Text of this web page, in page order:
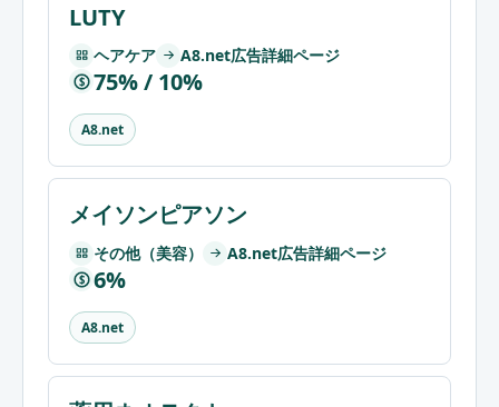
LUTY
ヘアケア A8.net広告詳細ページ
$ 75% / 10%
A8.net
メイソンピアソン
その他（美容） A8.net広告詳細ページ
$ 6%
A8.net